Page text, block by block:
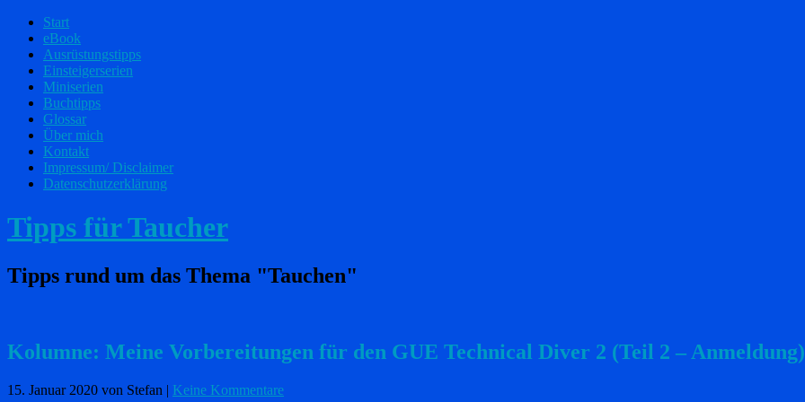
Start
eBook
Ausrüstungstipps
Einsteigerserien
Miniserien
Buchtipps
Glossar
Über mich
Kontakt
Impressum/ Disclaimer
Datenschutzerklärung
Tipps für Taucher
Tipps rund um das Thema "Tauchen"
Kolumne: Meine Vorbereitungen für den GUE Technical Diver 2 (Teil 2 – Anmeldung)
15. Januar 2020 von Stefan | Keine Kommentare